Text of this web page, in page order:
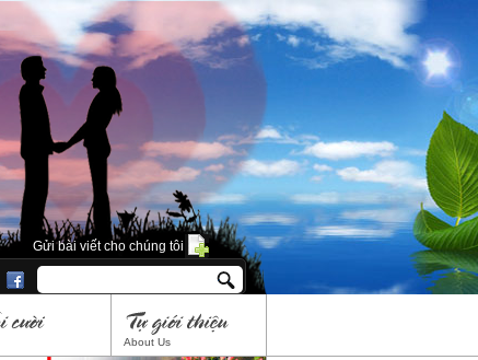
About Us
Gửi bài viết cho chúng tôi